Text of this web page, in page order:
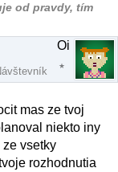
od pravdy, tím
Oi
mas ze tvoj
niekto iny
vsetky
rozhodnutia